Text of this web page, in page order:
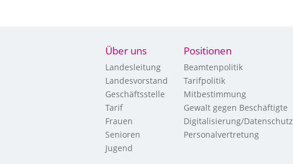
Über uns
Landesleitung
Landesvorstand
Geschäftsstelle
Tarif
Frauen
Senioren
Jugend
Positionen
Beamtenpolitik
Tarifpolitik
Mitbestimmung
Gewalt gegen Beschäftigte
Digitalisierung/Datenschutz
Personalvertretung